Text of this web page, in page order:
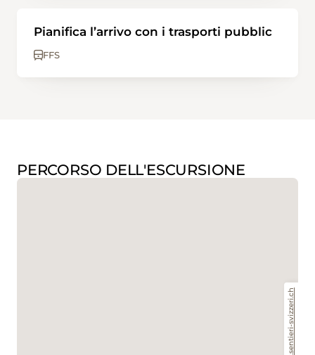
Pianifica l’arrivo con i trasporti pubblic
FFS
PERCORSO DELL'ESCURSIONE
www.sentieri-svizzeri.ch